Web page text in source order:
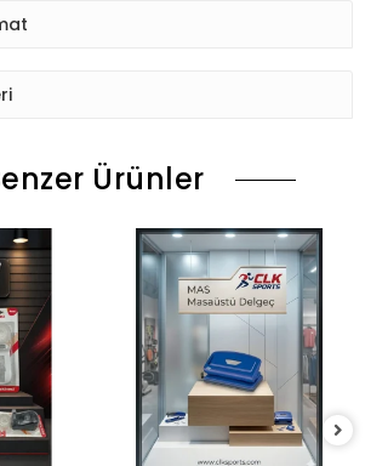
Ürünler